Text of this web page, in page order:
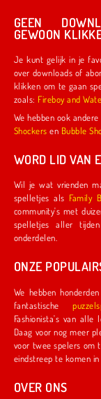
GEEN
GEWOON
Je kunt gelijk in je
over downloads of
klikken om te gaan spelen! Begin met
zoals:
Fireboy and
Shockers en Bubble
WORD LID VAN
Wil je wat vrienden
spelletjes als
community's met
spelletjes aller tijden en ze hebben
onderdelen.
ONZE
We hebben
fantastische
Daag voor nog meer plezier een andere speler uit in een van
voor twee spelers om te
OVER ONS